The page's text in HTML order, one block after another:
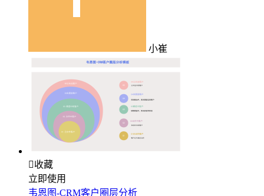
小崔
收藏
立即使用
韦恩图-CRM客户圈层分析